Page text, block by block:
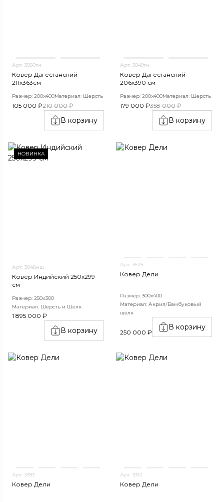
Арт. 3050тн
Ковер Дагестанский
211x363см
Размер: 200х400Материал: Шерсть
105 000 ₽210 000 ₽
В корзину
Арт. 3049тн
Ковер Дагестанский
206x390 см
Размер: 200х400Материал: Шерсть
179 000 ₽358 000 ₽
В корзину
НОВИНКА
Арт. 3048нш
Ковер Индийский 250x299
см
Размер: 250x300
Материал: Шерсть и Шелк
1 895 000 ₽
В корзину
Арт. 3529
Ковер Дели
Размер: 300х400
Материал: Акрил/Бамбуковый
шёлк
250 000 ₽
В корзину
Арт. 3393
Ковер Дели
Арт. 3312
Ковер Дели